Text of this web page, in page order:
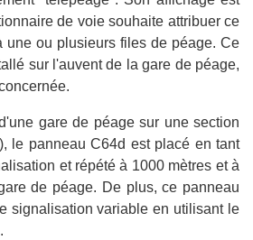
de voie souhaite attribuer ce
une ou plusieurs files de péage. Ce
sur l'auvent de la gare de péage,
gare de péage sur une section
le panneau C64d est placé en tant
et répété à 1000 mètres et à
de péage. De plus, ce panneau
signalisation variable en utilisant le